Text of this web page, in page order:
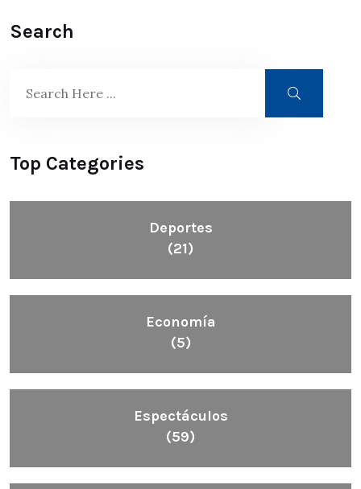
Search
Top Categories
Deportes
(21)
Economía
(5)
Espectáculos
(59)